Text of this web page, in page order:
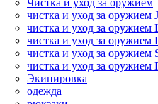
Чистка и уход за оружием
чистка и уход за оружием
чистка и уход за оружием
чистка и уход за оружием
чистка и уход за оружием
чистка и уход за
Экипировка
одежда